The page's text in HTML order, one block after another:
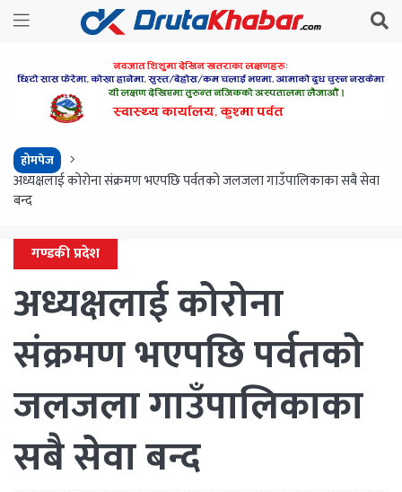
होमपेज
अध्यक्षलाई कोरोना संक्रमण भएपछि पर्वतको जलजला गाउँपालिकाका सबै सेवा
बन्द
गण्डकी प्रदेश
अध्यक्षलाई कोरोना
संक्रमण भएपछि पर्वतको
जलजला गाउँपालिकाका
सबै सेवा बन्द